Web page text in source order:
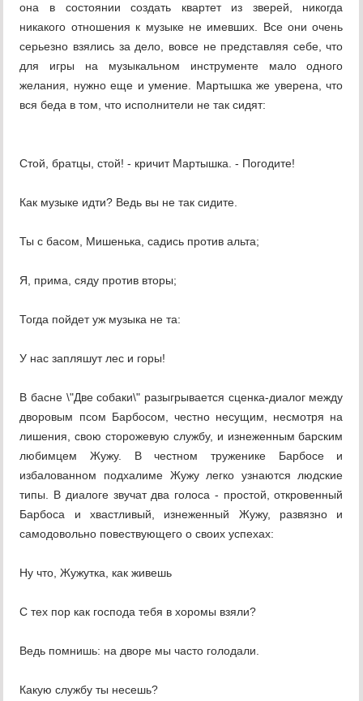
она в состоянии создать квартет из зверей, никогда
никакого отношения к музыке не имевших. Все они очень
серьезно взялись за дело, вовсе не представляя себе, что
для игры на музыкальном инструменте мало одного
желания, нужно еще и умение. Мартышка же уверена, что
вся беда в том, что исполнители не так сидят:
Стой, братцы, стой! - кричит Мартышка. - Погодите!
Как музыке идти? Ведь вы не так сидите.
Ты с басом, Мишенька, садись против альта;
Я, прима, сяду против вторы;
Тогда пойдет уж музыка не та:
У нас запляшут лес и горы!
В басне \"Две собаки\" разыгрывается сценка-диалог между
дворовым псом Барбосом, честно несущим, несмотря на
лишения, свою сторожевую службу, и изнеженным барским
любимцем Жужу. В честном труженике Барбосе и
избалованном подхалиме Жужу легко узнаются людские
типы. В диалоге звучат два голоса - простой, откровенный
Барбоса и хвастливый, изнеженный Жужу, развязно и
самодовольно повествующего о своих успехах:
Ну что, Жужутка, как живешь
С тех пор как господа тебя в хоромы взяли?
Ведь помнишь: на дворе мы часто голодали.
Какую службу ты несешь?